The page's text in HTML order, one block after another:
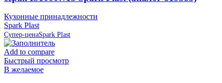
Кухонные принадлежности
Spark Plast
Супер-ценаSpark Plast
Add to compare
Быстрый просмотр
В желаемое